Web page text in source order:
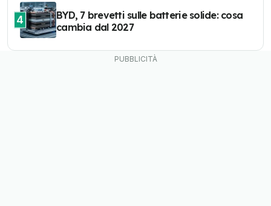
4
BYD, 7 brevetti sulle batterie solide: cosa
cambia dal 2027